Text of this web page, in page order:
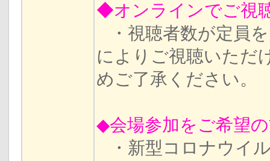
◆オンラインでご視
・視聴者数が定員
によりご視聴いただ
めご了承ください。
◆会場参加をご希望
・新型コロナウイ